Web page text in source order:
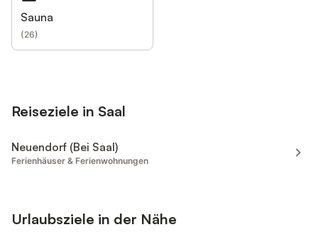
Sauna
(26)
Reiseziele in Saal
Neuendorf (Bei Saal)
Ferienhäuser & Ferienwohnungen
Urlaubsziele in der Nähe